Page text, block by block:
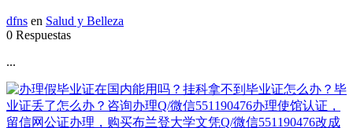
dfns en Salud y Belleza
0 Respuestas
...